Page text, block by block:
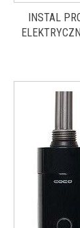
INSTAL